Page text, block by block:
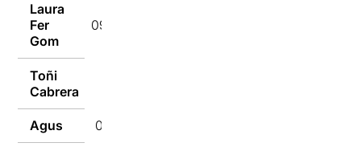
Laura
Fer
Gom
09/07/2018
Toñi
Cabrera
Agus 09/07/2018